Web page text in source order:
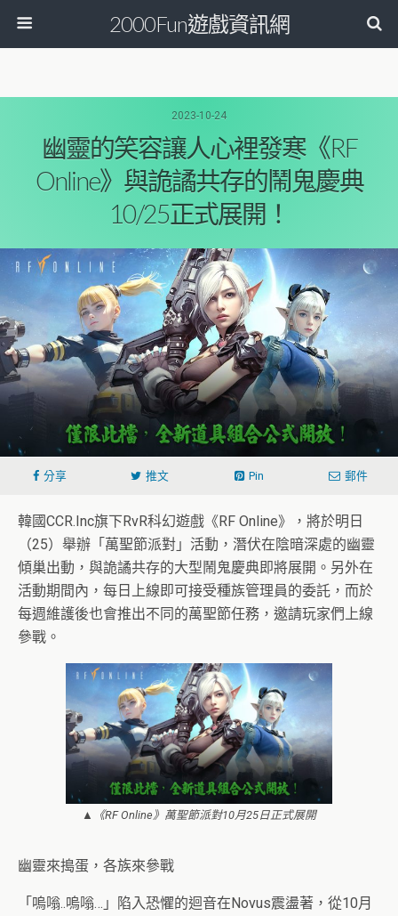
2000Fun遊戲資訊網
2023-10-24
幽靈的笑容讓人心裡發寒《RF
Online》與詭譎共存的鬧鬼慶典
10/25正式展開！
分享 推文 Pin 郵件
韓國CCR.Inc旗下RvR科幻遊戲《RF Online》，將於明日
（25）舉辦「萬聖節派對」活動，潛伏在陰暗深處的幽靈
傾巢出動，與詭譎共存的大型鬧鬼慶典即將展開。另外在
活動期間內，每日上線即可接受種族管理員的委託，而於
每週維護後也會推出不同的萬聖節任務，邀請玩家們上線
參戰。
▲《RF Online》萬聖節派對10月25日正式展開
幽靈來搗蛋，各族來參戰
「嗚嗡..嗚嗡…」陷入恐懼的迴音在Novus震盪著，從10月